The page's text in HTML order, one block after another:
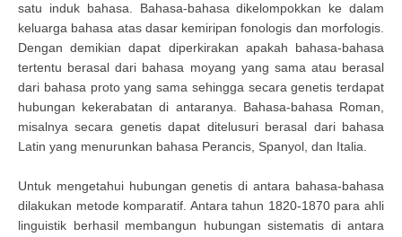
satu induk bahasa. Bahasa-bahasa dikelompokkan ke dalam
keluarga bahasa atas dasar kemiripan fonologis dan morfologis.
Dengan demikian dapat diperkirakan apakah bahasa-bahasa
tertentu berasal dari bahasa moyang yang sama atau berasal
dari bahasa proto yang sama sehingga secara genetis terdapat
hubungan kekerabatan di antaranya. Bahasa-bahasa Roman,
misalnya secara genetis dapat ditelusuri berasal dari bahasa
Latin yang menurunkan bahasa Perancis, Spanyol, dan Italia.
Untuk mengetahui hubungan genetis di antara bahasa-bahasa
dilakukan metode komparatif. Antara tahun 1820-1870 para ahli
linguistik berhasil membangun hubungan sistematis di antara